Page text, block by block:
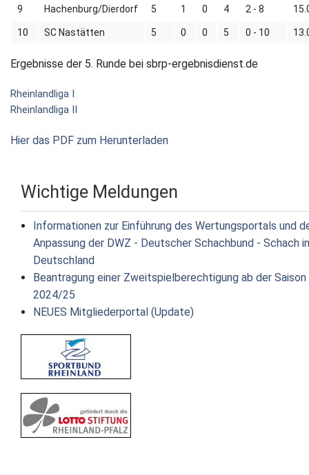
9 Hachenburg/Dierdorf 5 1 0 4 2 - 8
10 SC Nastätten 5 0 0 5 0 - 10
Ergebnisse der 5. Runde bei sbrp-ergebnisdienst.de
Rheinlandliga I
Rheinlandliga II
Hier das PDF zum Herunterladen
Wichtige Meldungen
Informationen zur Einführung des Wertungsportals und
Anpassung der DWZ - Deutscher Schachbund - Schach in
Deutschland
Beantragung einer Zweitspielberechtigung ab der Saison
2024/25
NEUES Mitgliederportal (Update)